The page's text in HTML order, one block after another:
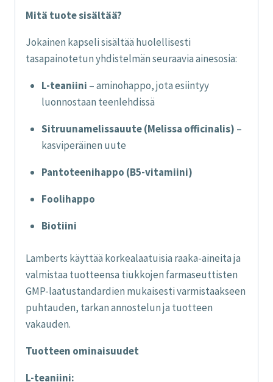
Mitä tuote sisältää?
Jokainen kapseli sisältää huolellisesti
tasapainotetun yhdistelmän seuraavia ainesosia:
L-teaniini – aminohappo, jota esiintyy
luonnostaan teenlehdissä
Sitruunamelissauute (Melissa officinalis) –
kasviperäinen uute
Pantoteenihappo (B5-vitamiini)
Foolihappo
Biotiini
Lamberts käyttää korkealaatuisia raaka-aineita ja
valmistaa tuotteensa tiukkojen farmaseuttisten
GMP-laatustandardien mukaisesti varmistaakseen
puhtauden, tarkan annostelun ja tuotteen
vakauden.
Tuotteen ominaisuudet
L-teaniini: